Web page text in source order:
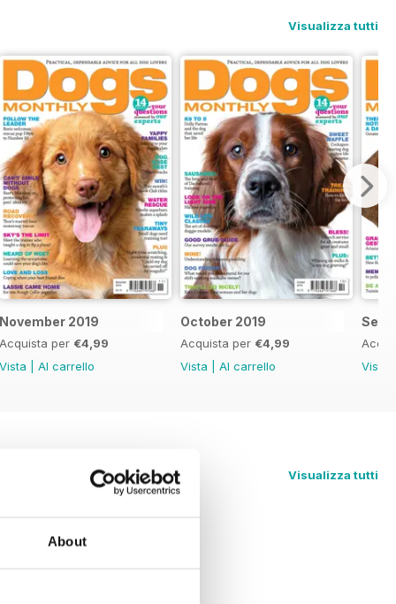
About
Visualizza tutti
November 2019
Acquista per €4,99
Vista
Al carrello
October 2019
Acquista per €4,99
Vista
Al carrello
Vista
Visualizza tutti